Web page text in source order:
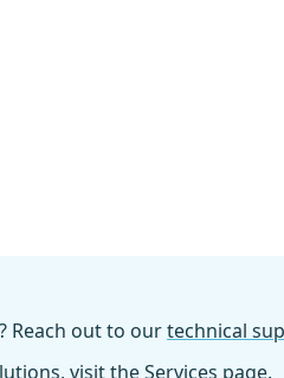
Reach out to ourtechnical
visit theServices page.